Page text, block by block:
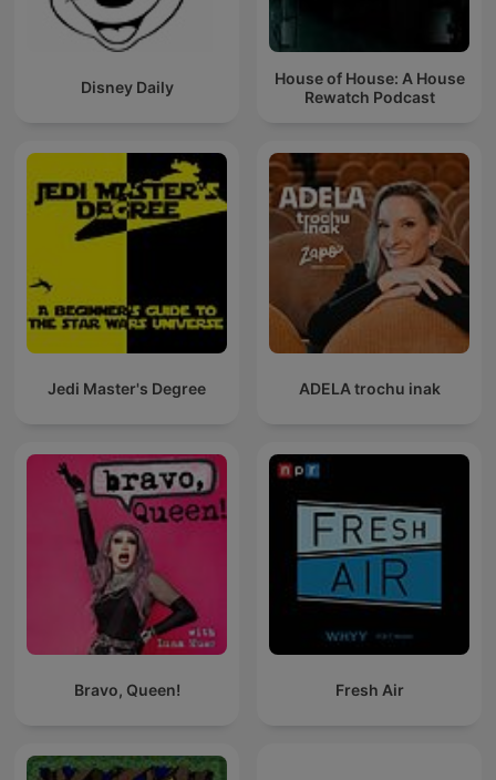
Disney Daily
House of House: A House
Rewatch Podcast
Jedi Master's Degree ADELA trochu inak
Bravo, Queen! Fresh Air